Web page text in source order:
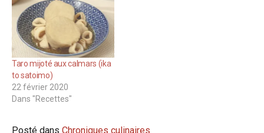
Taro mijoté aux calmars (ika
to satoimo)
22 février 2020
Dans "Recettes"
Posté dans Chroniques culinaires